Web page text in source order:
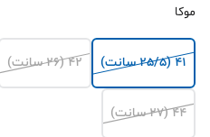
موکا
41 (25/5 سانت) 42 (26 سانت)
44 (27 سانت)